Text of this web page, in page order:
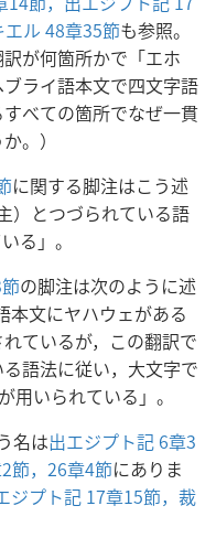
エル 48章35節も参照。
訳が何箇所かで「エホ
ライ語本文で四文字語
べての箇所でなぜ一貫
。）
に関する脚注はこう述
）とつづられている語
る」。
の脚注は次のように述
文にヤハウェがある
ているが，この翻訳で
語法に従い，大文字で
用いられている」。
名は出エジプト記 6章3
， 26章4節にありま
ジプト記 17章15節， 裁